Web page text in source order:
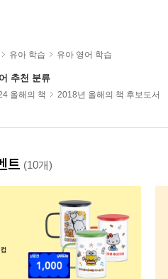
유아 학습 유아 영어 학습
추천 분류
올해의 책 2018년 올해의 책 후보도서
트 (10개)